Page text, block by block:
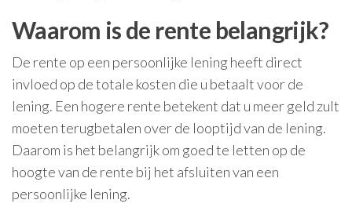
Waarom is de rente belangrijk?
De rente op een persoonlijke lening heeft direct
invloed op de totale kosten die u betaalt voor de
lening. Een hogere rente betekent dat u meer geld zult
moeten terugbetalen over de looptijd van de lening.
Daarom is het belangrijk om goed te letten op de
hoogte van de rente bij het afsluiten van een
persoonlijke lening.